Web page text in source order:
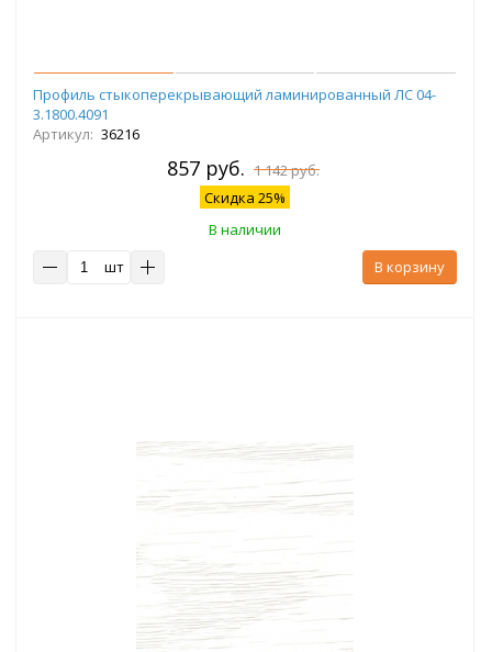
Профиль стыкоперекрывающий ламинированный ЛС 04-
3.1800.4091
Артикул: 36216
857 руб. 1 142 руб.
Скидка 25%
В наличии
шт
В корзину